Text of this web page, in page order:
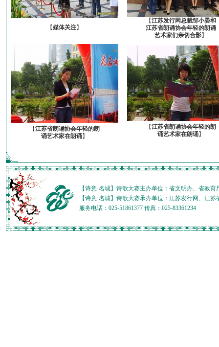
【媒体关注】
【江苏发行网总裁邹小晏和
江苏省朗诵协会年轻的朗诵
艺术家们亲切合影】
【江苏省朗诵协会年轻的朗
诵艺术家在朗诵】
【江苏省朗诵协会年轻的朗
诵艺术家在朗诵】
【诗意·名城】诗歌大赛主办单位：省文明办、省教
【诗意·名城】诗歌大赛承办单位：江苏发行网、江
服务电话：025-51861377 传真：025-83361234